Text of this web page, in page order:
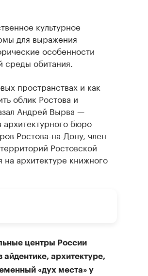
культурное
для выражения
особенности
обитания.
пространствах и как
облик Ростова и
Андрей Вырва —
архитектурного бюро
Ростова-на-Дону, член
Ростовской
архитектуре книжного
центры России
архитектуре,
«дух места» у